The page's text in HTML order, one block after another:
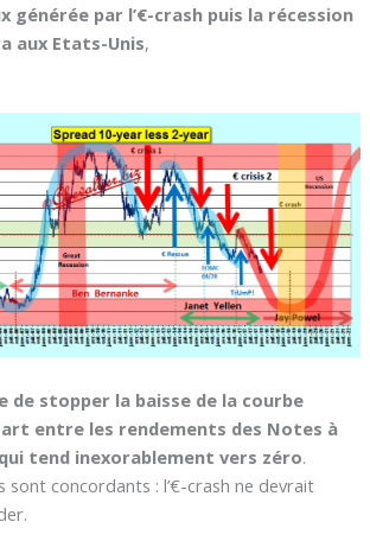
générée par l’€-crash puis la récession
aux Etats-Unis,
de stopper la baisse de la courbe
entre les rendements des Notes à
tend inexorablement vers zéro.
sont concordants : l’€-crash ne devrait